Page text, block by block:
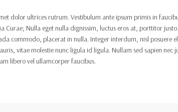
dolor ultrices rutrum. Vestibulum ante ipsum primis in
Curae; Nulla eget nulla dignissim, luctus eros at, porttitor
commodo, placerat in nulla. Integer interdum, nisl posuere
vitae molestie nunc ligula id ligula. Nullam sed sapien nec
libero vel ullamcorper faucibus.